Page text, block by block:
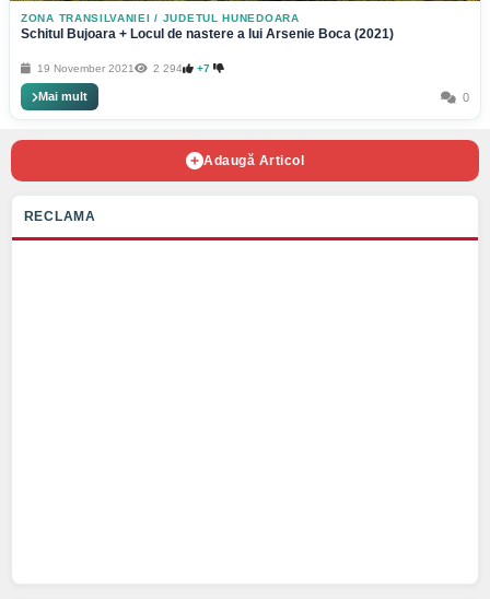
ZONA TRANSILVANIEI / JUDETUL HUNEDOARA
Schitul Bujoara + Locul de nastere a lui Arsenie Boca (2021)
19 November 2021 2 294 +7
Mai mult 0
Adaugă Articol
RECLAMA